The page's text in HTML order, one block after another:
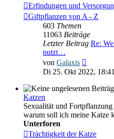
Erfindungen und
Giftpflanzen von A - Z
603 Themen
11063 Beiträge
Letzter Beitrag Re:
nutzt…
von Galaxis
Beitrag
Di 25. Okt 2022, 18:41
Katzen
Sexualität und
warum soll ich meine Katze
Unterforen
Trächtigkeit der Katze